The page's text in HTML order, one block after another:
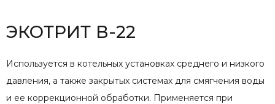
ЭКОТРИТ В-22
Используется в котельных установках среднего и низкого
давления, а также закрытых системах для смягчения воды
и ее коррекционной обработки. Применяется при